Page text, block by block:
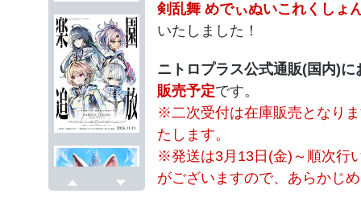
剣乱舞 めでぃぬいこれくしょ
いたしました！
ニトロプラス公式通販(国内)に
販売予定です。
※二次受付は在庫販売となり
たします。
※発送は3月13日(金)～順次行
がございますので、あらかじ